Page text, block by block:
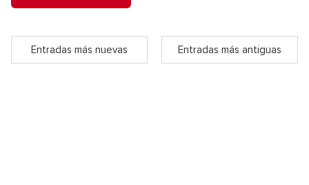
Entradas más nuevas Entradas más antiguas